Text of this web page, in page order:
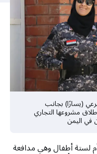
(يسارًا) بجانب
مشروعها التجاري
في اليمن
لستة أطفال وهي مدافعة